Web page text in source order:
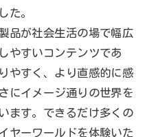
た。
品が社会生活の場で幅広
やすいコンテンツであ
やすく、より直感的に感
にイメージ通りの世界を
ます。できるだけ多くの
ヤーワールドを体験いた